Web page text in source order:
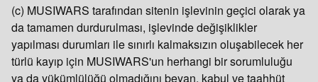
(c) MUSIWARS tarafından sitenin işlevinin geçici olarak ya
da tamamen durdurulması, işlevinde değişiklikler
yapılması durumları ile sınırlı kalmaksızın oluşabilecek her
türlü kayıp için MUSIWARS'un herhangi bir sorumluluğu
ya da yükümlülüğü olmadığını beyan, kabul ve taahhüt